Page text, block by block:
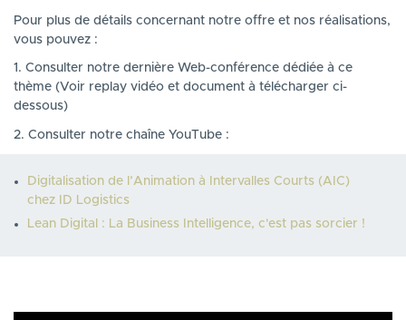
Pour plus de détails concernant notre offre et nos réalisations,
vous pouvez :
1. Consulter notre dernière Web-conférence dédiée à ce
thème (Voir replay vidéo et document à télécharger ci-
dessous)
2. Consulter notre chaîne YouTube :
Digitalisation de l’Animation à Intervalles Courts (AIC)
chez ID Logistics
Lean Digital : La Business Intelligence, c'est pas sorcier !